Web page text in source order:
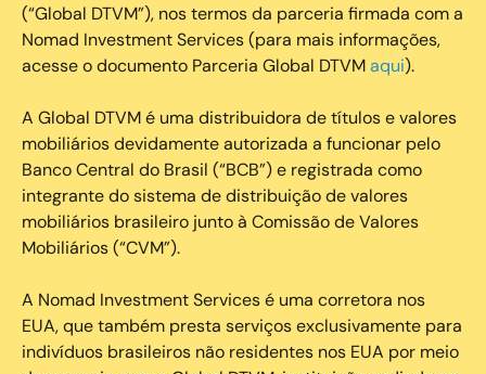
(“Global DTVM”), nos termos da parceria firmada com a
Nomad Investment Services (para mais informações,
acesse o documento Parceria Global DTVMaqui).
A Global DTVM é uma distribuidora de títulos e valores
mobiliários devidamente autorizada a funcionar pelo
Banco Central do Brasil (“BCB”) e registrada como
integrante do sistema de distribuição de valores
mobiliários brasileiro junto à Comissão de Valores
Mobiliários (“CVM”).
‍A Nomad Investment Services é uma corretora nos
EUA, que também presta serviços exclusivamente para
indivíduos brasileiros não residentes nos EUA por meio